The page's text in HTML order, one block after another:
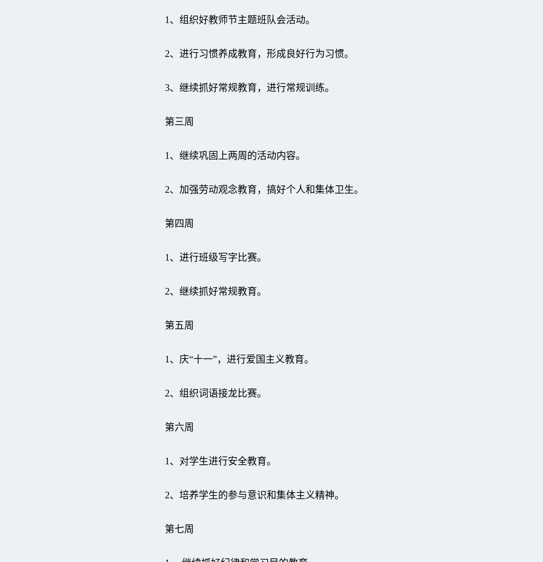
1、组织好教师节主题班队会活动。
2、进行习惯养成教育，形成良好行为习惯。
3、继续抓好常规教育，进行常规训练。
第三周
1、继续巩固上两周的活动内容。
2、加强劳动观念教育，搞好个人和集体卫生。
第四周
1、进行班级写字比赛。
2、继续抓好常规教育。
第五周
1、庆“十一”，进行爱国主义教育。
2、组织词语接龙比赛。
第六周
1、对学生进行安全教育。
2、培养学生的参与意识和集体主义精神。
第七周